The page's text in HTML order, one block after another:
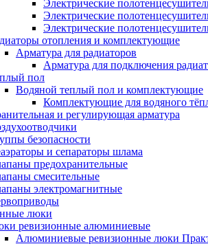
Электрические
Электрические
Электрические
отопления и комплектующие
Арматура для радиаторов
Арматура для подключения
пол
Водяной теплый пол и комплектующие
Комплектующие для водяного
и регулирующая арматура
безопасности
и сепараторы шлама
предохранительные
смесительные
электромагнитные
люки
ревизионные алюминиевые
Алюминиевые ревизионные люки